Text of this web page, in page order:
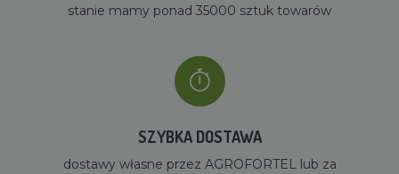
stanie mamy ponad 35000 sztuk towarów
SZYBKA DOSTAWA
dostawy własne przez AGROFORTEL lub za